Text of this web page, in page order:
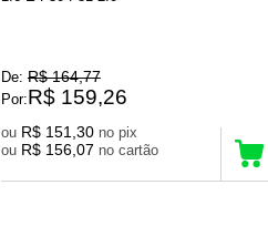
De: R$ 164,77
Por:R$ 159,26
ou R$ 151,30
no pix
ou R$ 156,07 no cartão